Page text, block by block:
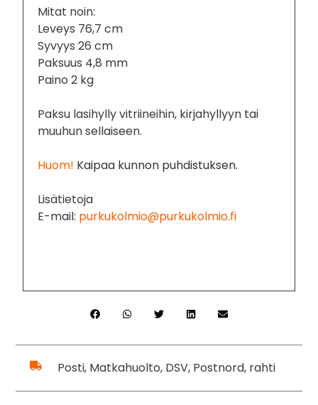
Mitat noin:
Leveys 76,7 cm
Syvyys 26 cm
Paksuus 4,8 mm
Paino 2 kg
Paksu lasihylly vitriineihin, kirjahyllyyn tai
muuhun sellaiseen.
Huom! Kaipaa kunnon puhdistuksen.
Lisätietoja
E-mail: purkukolmio@purkukolmio.fi
Posti, Matkahuolto, DSV, Postnord, rahti